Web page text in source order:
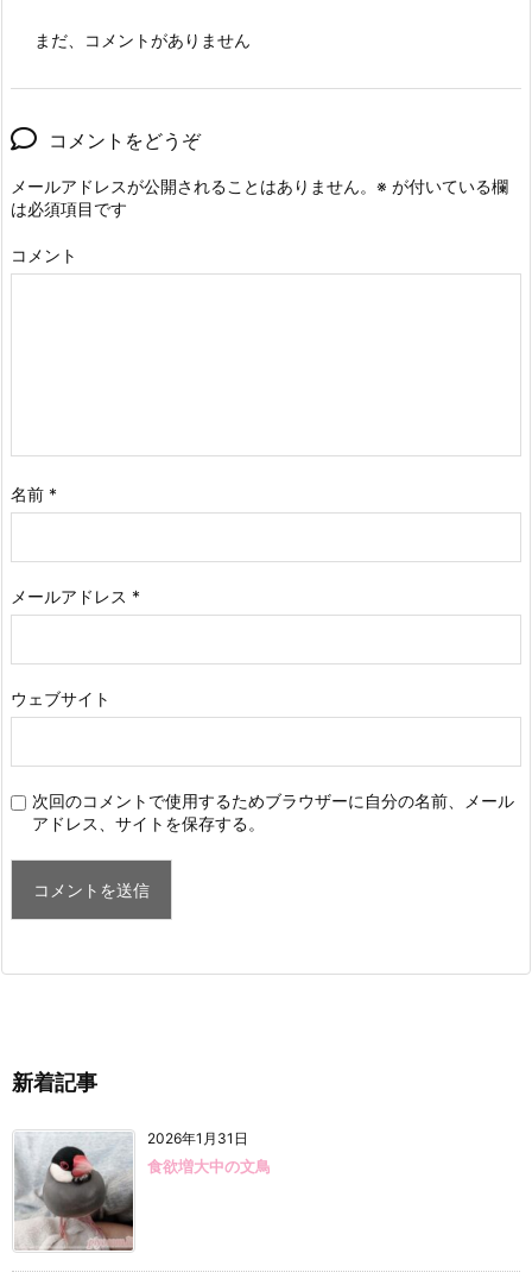
まだ、コメントがありません
コメントをどうぞ
メールアドレスが公開されることはありません。 ※ が付いている欄
は必須項目です
コメント
名前 *
メールアドレス *
ウェブサイト
次回のコメントで使用するためブラウザーに自分の名前、メール
アドレス、サイトを保存する。
新着記事
2026年1月31日
食欲増大中の文鳥